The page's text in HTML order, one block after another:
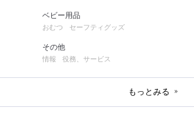
ベビー用品
おむつ セーフティグッズ
その他
情報 役務、サービス
もっとみる